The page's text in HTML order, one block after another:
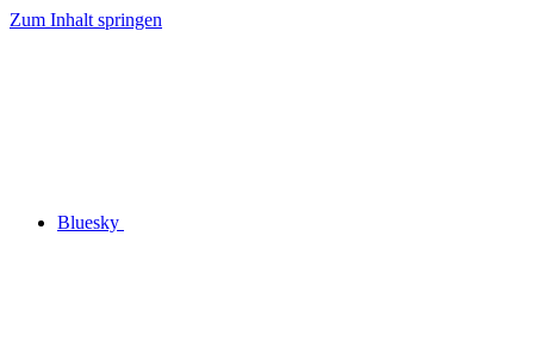
Zum Inhalt springen
Bluesky